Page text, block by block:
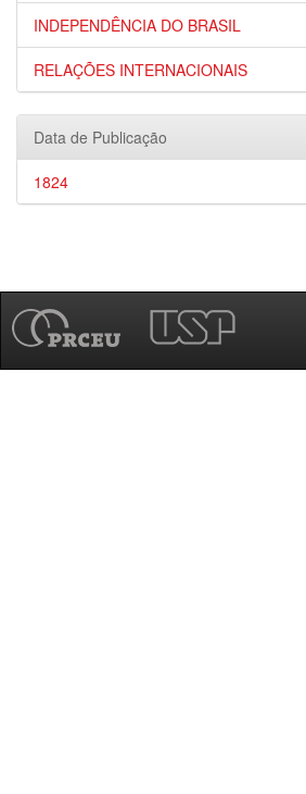
INDEPENDÊNCIA DO BRASIL
RELAÇÕES INTERNACIONAIS
Data de Publicação
1824